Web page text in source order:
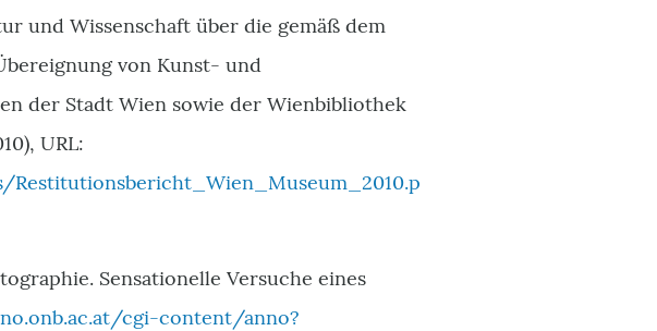
und Wissenschaft über die gemäß dem
von Kunst- und
der Stadt Wien sowie der Wienbibliothek
URL:
Sensationelle Versuche eines
cgi-content/anno?